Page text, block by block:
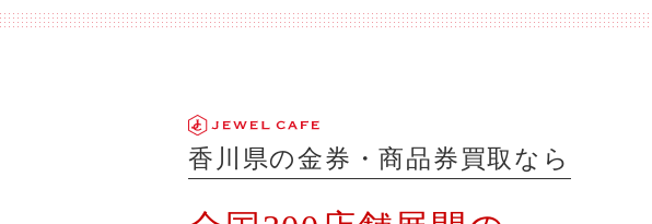
香川県の金券・商品券買取なら